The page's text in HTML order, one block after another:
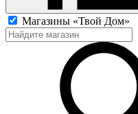
Магазины «Твой Дом»